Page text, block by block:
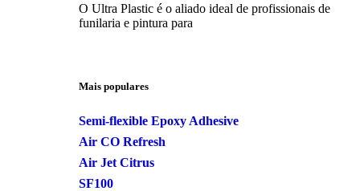
O Ultra Plastic é o aliado ideal de profissionais de
funilaria e pintura para
Mais populares
Semi-flexible Epoxy Adhesive
Air CO Refresh
Air Jet Citrus
SF100